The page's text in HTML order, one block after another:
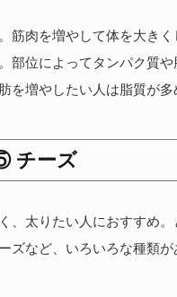
筋肉を増やして体を大き
部位によってタンパク質
を増やしたい人は脂質が
チーズ
、太りたい人におすすめ
ズなど、いろいろな種類